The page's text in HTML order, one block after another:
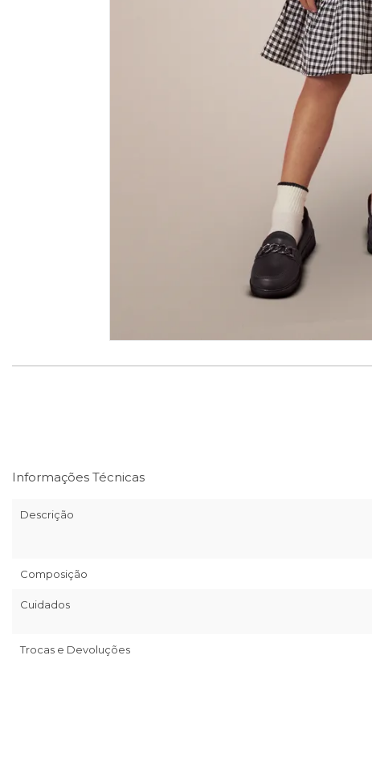
Informações Técnicas
Descrição
Composição
Cuidados
Trocas e Devoluções